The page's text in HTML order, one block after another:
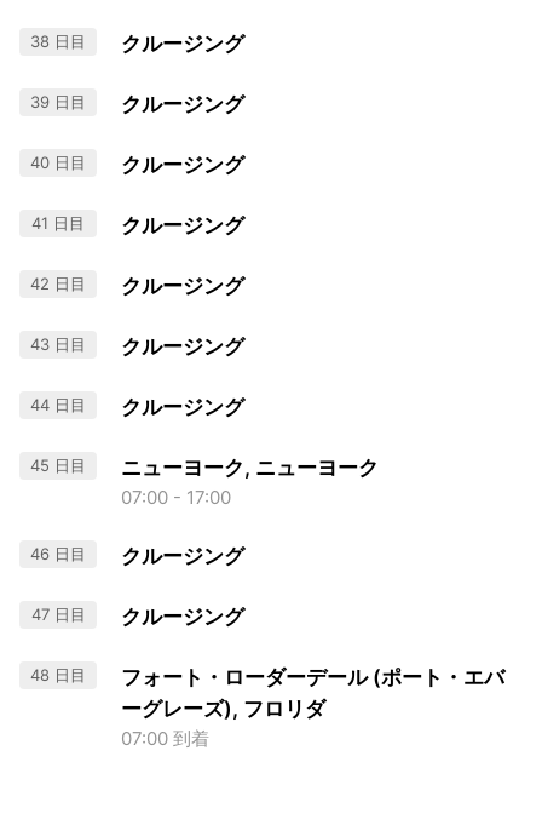
38 日目 クルージング
39 日目 クルージング
40 日目 クルージング
41 日目 クルージング
42 日目 クルージング
43 日目 クルージング
44 日目 クルージング
45 日目 ニューヨーク, ニューヨーク
07:00 - 17:00
46 日目 クルージング
47 日目 クルージング
48 日目
フォート・ローダーデール (ポート・エバ
ーグレーズ), フロリダ
07:00 到着